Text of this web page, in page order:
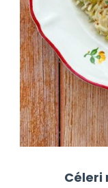
Céleri